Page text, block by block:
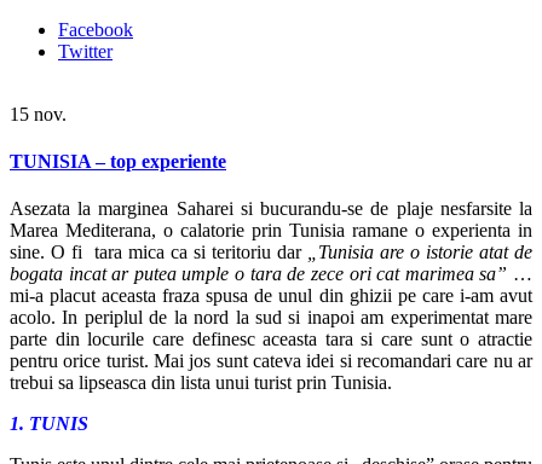
Facebook
Twitter
15 nov.
TUNISIA – top experiente
Asezata la marginea Saharei si bucurandu-se de plaje nesfarsite la
Marea Mediterana, o calatorie prin Tunisia ramane o experienta in
sine. O fi tara mica ca si teritoriu dar
„Tunisia are o istorie atat de
bogata incat ar putea umple o tara de zece ori cat marimea sa” …
mi-a placut aceasta fraza spusa de unul din ghizii pe care i-am avut
acolo. In periplul de la nord la sud si inapoi am experimentat mare
parte din locurile care definesc aceasta tara si care sunt o atractie
pentru orice turist. Mai jos sunt cateva idei si recomandari care nu ar
trebui sa lipseasca din lista unui turist prin Tunisia.
1. TUNIS